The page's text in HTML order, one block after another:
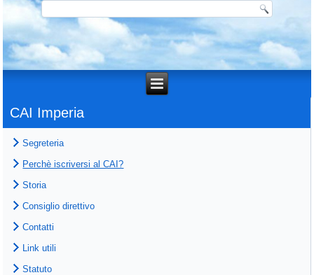
CAI Imperia
Segreteria
Perchè iscriversi al CAI?
Storia
Consiglio direttivo
Contatti
Link utili
Statuto